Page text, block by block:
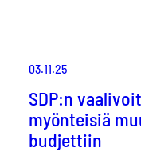
03.11.25
SDP:n
myönteisiä
budjettiin